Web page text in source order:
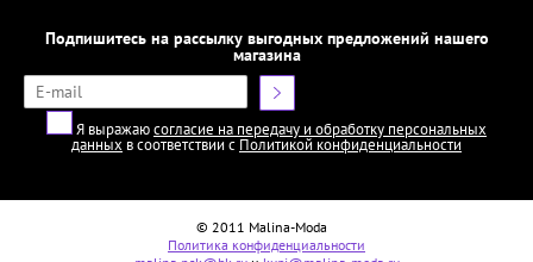
Подпишитесь на рассылку выгодных предложений нашего
магазина
Я выражаюсогласие на передачу и обработку персональных
данных в соответствии с Политикой конфиденциальности
© 2011 Malina-Moda
Политика конфиденциальности